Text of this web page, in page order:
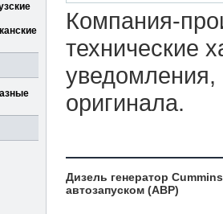
Компания-
технические
уведомления,
оригинала.
Дизель генератор
автозапуском (АВР)